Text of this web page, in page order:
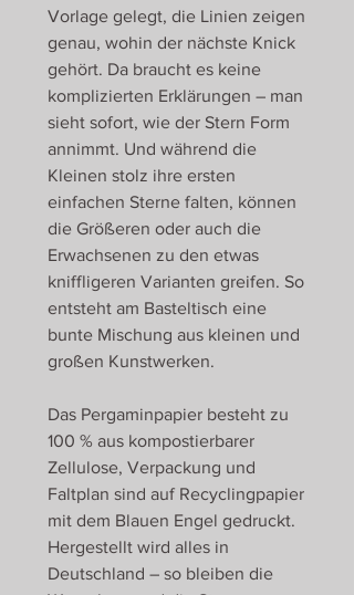
Vorlage gelegt, die Linien zeigen
genau, wohin der nächste Knick
gehört. Da braucht es keine
komplizierten Erklärungen – man
sieht sofort, wie der Stern Form
annimmt. Und während die
Kleinen stolz ihre ersten
einfachen Sterne falten, können
die Größeren oder auch die
Erwachsenen zu den etwas
kniffligeren Varianten greifen. So
entsteht am Basteltisch eine
bunte Mischung aus kleinen und
großen Kunstwerken.
Das Pergaminpapier besteht zu
100 % aus kompostierbarer
Zellulose, Verpackung und
Faltplan sind auf Recyclingpapier
mit dem Blauen Engel gedruckt.
Hergestellt wird alles in
Deutschland – so bleiben die